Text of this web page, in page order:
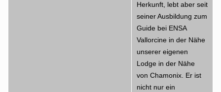
Herkunft, lebt aber seit
seiner Ausbildung zum
Guide bei ENSA
Vallorcine in der Nähe
unserer eigenen
Lodge in der Nähe
von Chamonix. Er ist
nicht nur ein